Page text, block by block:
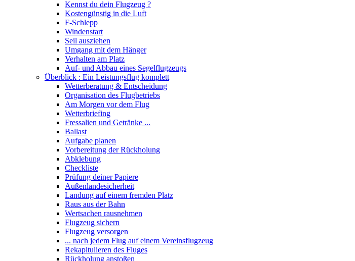
Kennst du dein Flugzeug ?
Kostengünstig in die Luft
F-Schlepp
Windenstart
Seil ausziehen
Umgang mit dem Hänger
Verhalten am Platz
Auf- und Abbau eines Segelflugzeugs
Überblick : Ein Leistungsflug komplett
Wetterberatung & Entscheidung
Organisation des Flugbetriebs
Am Morgen vor dem Flug
Wetterbriefing
Fressalien und Getränke ...
Ballast
Aufgabe planen
Vorbereitung der Rückholung
Abklebung
Checkliste
Prüfung deiner Papiere
Außenlandesicherheit
Landung auf einem fremden Platz
Raus aus der Bahn
Wertsachen rausnehmen
Flugzeug sichern
Flugzeug versorgen
... nach jedem Flug auf einem Vereinsflugzeug
Rekapitulieren des Fluges
Rückholung anstoßen